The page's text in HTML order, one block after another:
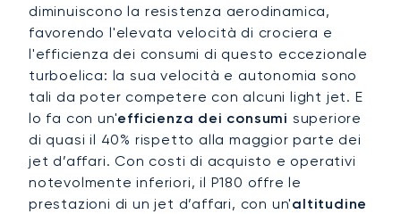
diminuiscono la resistenza aerodinamica,
favorendo l'elevata velocità di crociera e
l'efficienza dei consumi di questo eccezionale
turboelica: la sua velocità e autonomia sono
tali da poter competere con alcuni light jet. E
lo fa con un'efficienza dei consumi superiore
di quasi il 40% rispetto alla maggior parte dei
jet d’affari. Con costi di acquisto e operativi
notevolmente inferiori, il P180 offre le
prestazioni di un jet d’affari, con un'altitudine